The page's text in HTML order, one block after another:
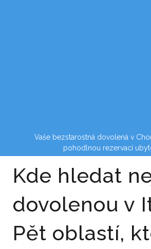
Vaše bezstarostná dovolená v
pohodlnou rezervací
Kde hledat
dovolenou v
Pět oblastí,